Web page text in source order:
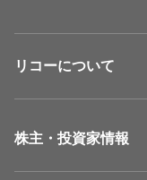
リコーについて
株主・投資家情報